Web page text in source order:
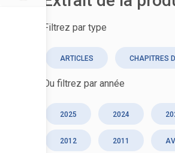
Filtrez par type
ARTICLES CHAPITRES
Ou filtrez par année
2025 2024
2012 2011